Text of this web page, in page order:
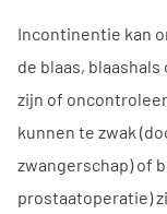
Incontinentie kan
de blaas,
zijn of
kunnen te zwak
zwangerschap) of
prostaatoperatie)